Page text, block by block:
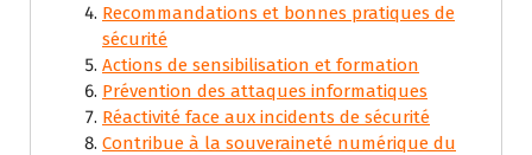
Recommandations et bonnes pratiques de
sécurité
Actions de sensibilisation et formation
Prévention des attaques informatiques
Réactivité face aux incidents de sécurité
Contribue à la souveraineté numérique du